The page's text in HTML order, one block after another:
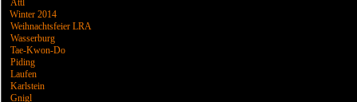
Attl
Winter 2014
Weihnachtsfeier LRA
Wasserburg
Tae-Kwon-Do
Piding
Laufen
Karlstein
Gnigl